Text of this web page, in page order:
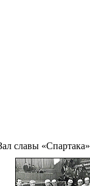
славы «Спартака»